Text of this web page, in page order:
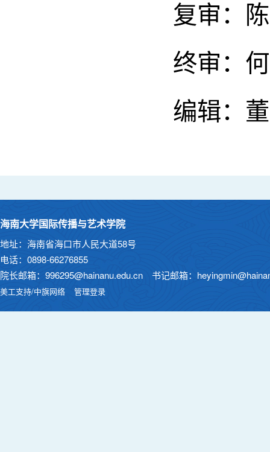
复审：
终审：
编辑：
海南大学国际传播与艺术学院
地址：海南省海口市人民大道58号
电话：0898-66276855
院长邮箱：996295@hainanu.edu.cn 书记邮箱：
美工支持/中旗网络 管理登录